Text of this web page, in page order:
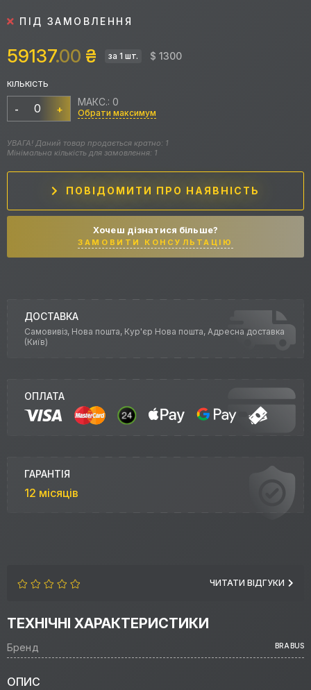
ЧИТАТИ ВІДГУКИ
ТЕХНІЧНІ ХАРАКТЕРИСТИКИ
Бренд BRABUS
ПІД ЗАМОВЛЕННЯ
59137.00 ₴ за 1 шт. $ 1300
КІЛЬКІСТЬ
- +
МАКС.: 0
Обрати максимум
УВАГА! Даний товар продається кратно: 1
Мінімальна кількість для замовлення: 1
ПОВІДОМИТИ ПРО НАЯВНІСТЬ
Хочеш дізнатися більше?
ЗАМОВИТИ КОНСУЛЬТАЦІЮ
ДОСТАВКА
Самовивіз, Нова пошта, Кур'єр Нова пошта, Адресна доставка
(Київ)
ОПЛАТА
ГАРАНТІЯ
12 місяців
ОПИС